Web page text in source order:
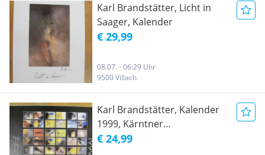
Karl Brandstätter, Licht in
Saager, Kalender
€ 29,99
08.07. - 06:29 Uhr
9500 Villach
Karl Brandstätter, Kalender
1999, Kärntner
Buchhandlung
€ 24,99